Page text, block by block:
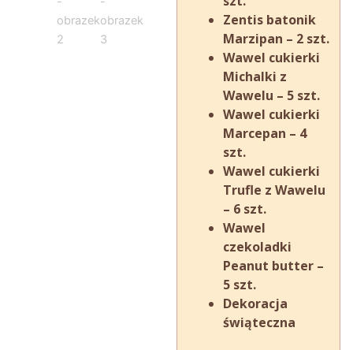
Zentis batonik
Marzipan – 2 szt.
Wawel cukierki
Michalki z
Wawelu – 5 szt.
Wawel cukierki
Marcepan – 4
szt.
Wawel cukierki
Trufle z Wawelu
– 6 szt.
Wawel
czekoladki
Peanut butter –
5 szt.
Dekoracja
świąteczna